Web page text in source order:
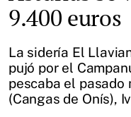
9.400 euros
La sidería El
pujó por el
pescaba el pasado
(Cangas de Onís),